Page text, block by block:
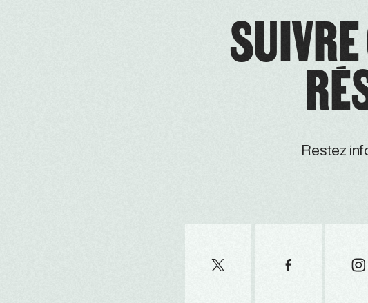
Restez